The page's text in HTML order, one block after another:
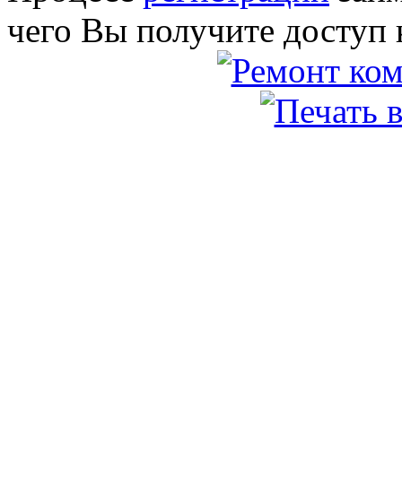
чего Вы получите доступ